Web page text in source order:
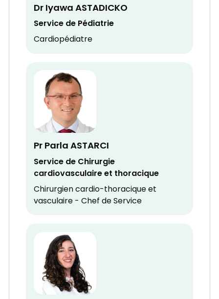
Dr Iyawa ASTADICKO
Service de Pédiatrie
Cardiopédiatre
Pr Parla ASTARCI
Service de Chirurgie
cardiovasculaire et thoracique
Chirurgien cardio-thoracique et
vasculaire - Chef de Service